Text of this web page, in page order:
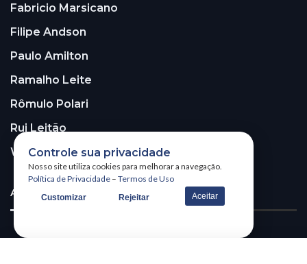
Fabricio Marsicano
Filipe Andson
Paulo Amilton
Ramalho Leite
Rômulo Polari
Rui Leitão
Walter Santos
ASSINE A NOSSA NEWSLETTER!
Controle sua privacidade
Nosso site utiliza cookies para melhorar a navegação.
Política de Privacidade – Termos de Uso
Customizar Rejeitar Aceitar